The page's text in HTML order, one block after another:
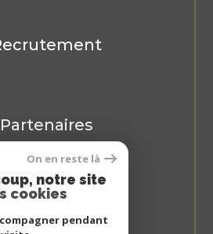
recrutement
partenaires
Avis
CLIENTS
On en reste là
notre site
cookies
pendant